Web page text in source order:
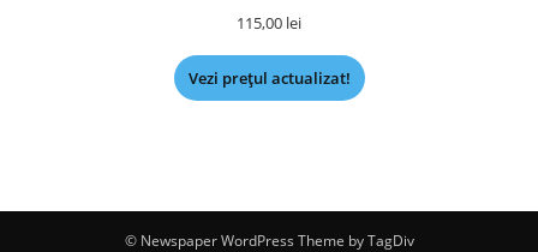
115,00 lei
Vezi prețul actualizat!
© Newspaper WordPress Theme by TagDiv